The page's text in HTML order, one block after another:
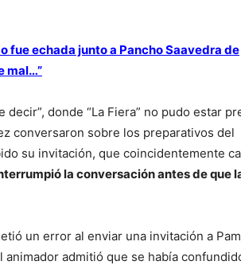
fue echada junto a Pancho Saavedra de
mal…”
donde “La Fiera” no pudo estar
conversaron sobre los preparativos del
su invitación, que coincidentemente
la conversación antes de que
un error al enviar una invitación a
admitió que se había